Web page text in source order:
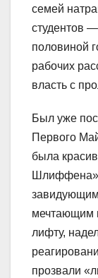
семей
студентов
половиной
рабочих
власть с
Был уже
Первого
была
Шлиффена».
мечтающим
лифту,
прозвали